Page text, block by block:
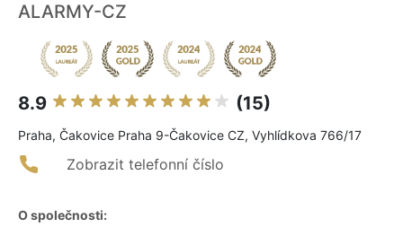
ALARMY-CZ
8.9 (15)
Praha, Čakovice Praha 9-Čakovice CZ, Vyhlídkova 766/17
Zobrazit telefonní číslo
O společnosti: